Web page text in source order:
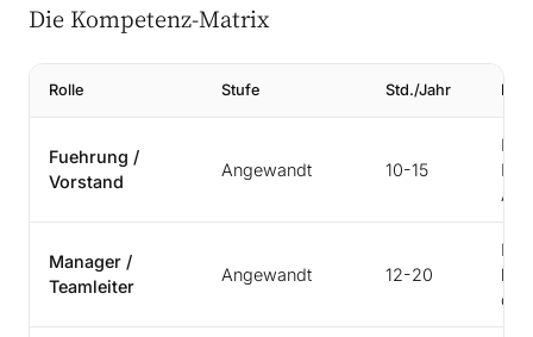
Die Kompetenz-Matrix
Rolle Stufe Std./Jahr
Fuehrung /
Vorstand
Angewandt 10-15
Manager /
Teamleiter
Angewandt 12-20